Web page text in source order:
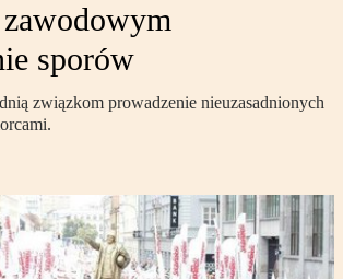
sporów
związkom prowadzenie nieuzasadnionych